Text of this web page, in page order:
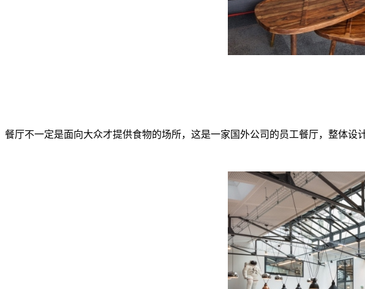
餐厅不一定是面向大众才提供食物的场所，这是一家国外公司的员工餐厅，整体